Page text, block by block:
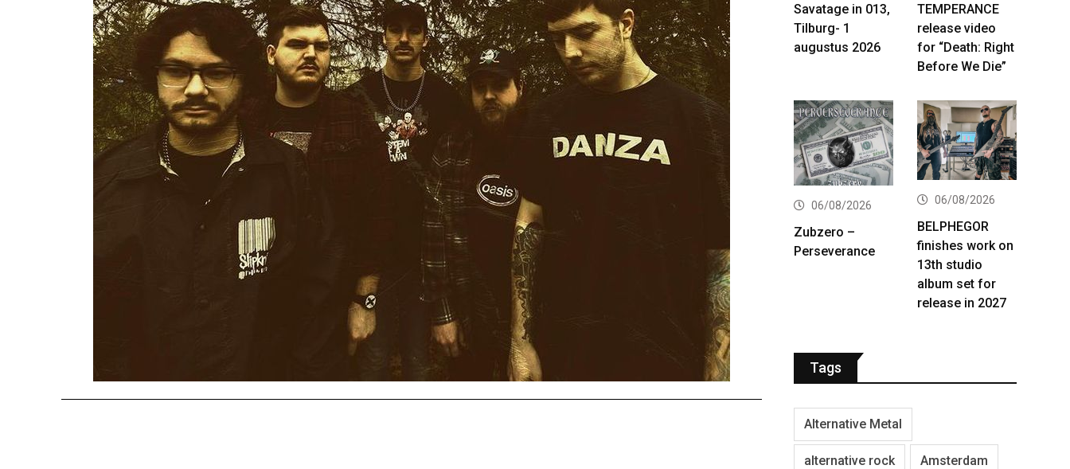
Savatage in 013,
Tilburg- 1
augustus 2026
TEMPERANCE
release video
for “Death: Right
Before We Die”
06/08/2026
Zubzero –
Perseverance
06/08/2026
BELPHEGOR
finishes work on
13th studio
album set for
release in 2027
Tags
Alternative Metal
alternative rock Amsterdam